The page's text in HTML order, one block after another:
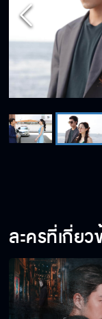
ละครที่เกี่ยว